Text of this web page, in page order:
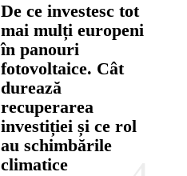
De ce investesc tot
mai mulți europeni
în panouri
fotovoltaice. Cât
durează
recuperarea
investiției și ce rol
au schimbările
climatice